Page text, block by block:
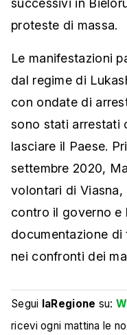
successivi in
proteste di massa.
Le manifestazioni
dal regime di
con ondate di
sono stati arrestati
lasciare il Paese.
settembre 2020,
volontari di
contro il governo e
documentazione
nei confronti dei
Segui laRegione su:
ricevi ogni mattina le